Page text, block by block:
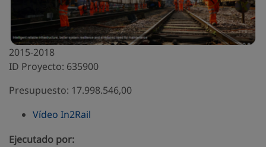
2015-2018
ID Proyecto: 635900
Presupuesto: 17.998.546,00
Vídeo In2Rail
Ejecutado por: